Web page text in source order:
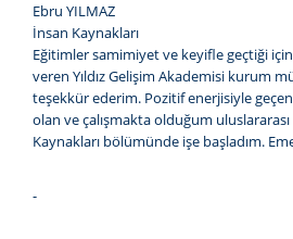
Ebru YILMAZ
İnsan Kaynakları
Eğitimler samimiyet ve keyifle geçtiği
veren Yıldız Gelişim Akademisi kurum
teşekkür ederim. Pozitif enerjisiyle
olan ve çalışmakta olduğum
Kaynakları bölümünde işe başladım.
-